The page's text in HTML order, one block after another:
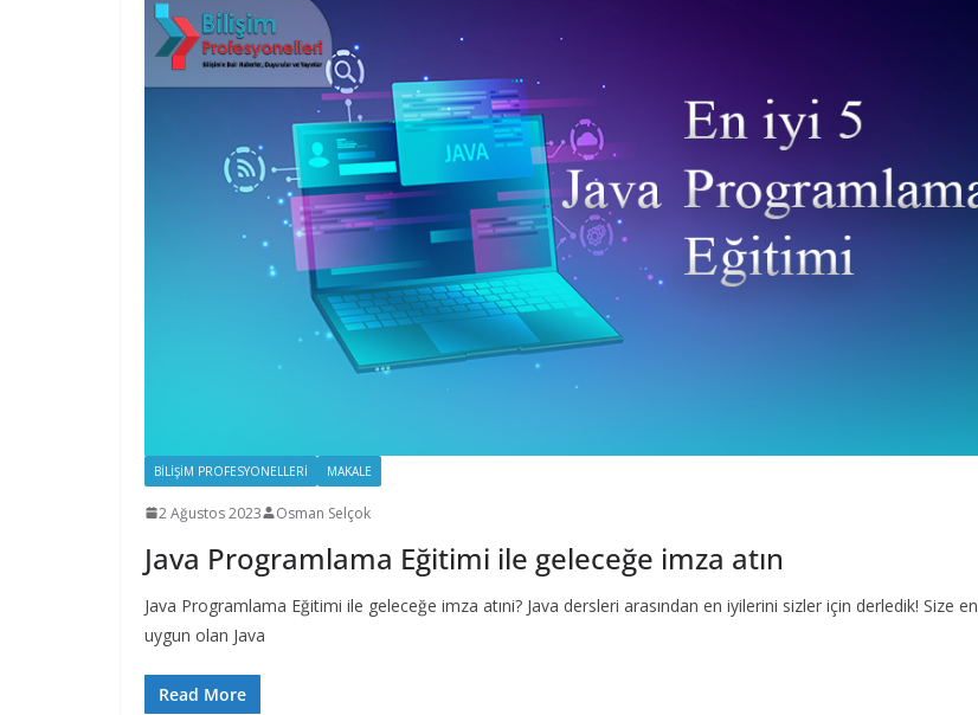
BILIŞIM PROFESYONELLERI MAKALE
2 Ağustos 2023 Osman Selçok
Java Programlama Eğitimi ile geleceğe imza atın
Java Programlama Eğitimi ile geleceğe imza atıni? Java dersleri arasından en iyilerini sizler için derledik! Size en
uygun olan Java
Read More